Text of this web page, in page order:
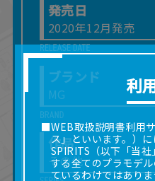
発売日
2020年12月発売
ブランド
MG
作品
その他
利
■WEB取扱説明書利用
ス」といいます。）
SPIRITS（以下「当
する全てのプラモデ
ているわけではあり